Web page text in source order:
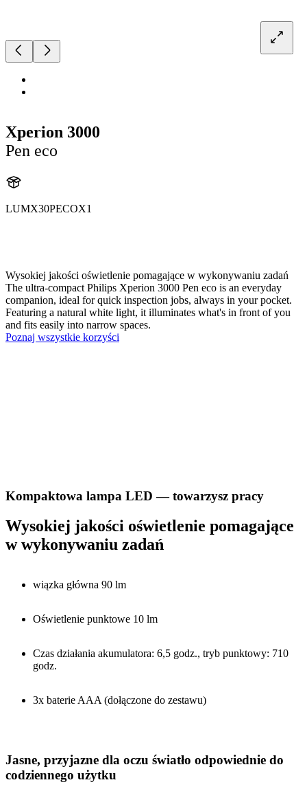
Xperion 3000
Pen eco
LUMX30PECOX1
Wysokiej jakości oświetlenie pomagające w wykonywaniu zadań
The ultra-compact Philips Xperion 3000 Pen eco is an everyday
companion, ideal for quick inspection jobs, always in your pocket.
Featuring a natural white light, it illuminates what's in front of you
and fits easily into narrow spaces.
Poznaj wszystkie korzyści
Kompaktowa lampa LED — towarzysz pracy
Wysokiej jakości oświetlenie pomagające
w wykonywaniu zadań
wiązka główna 90 lm
Oświetlenie punktowe 10 lm
Czas działania akumulatora: 6,5 godz., tryb punktowy: 710
godz.
3x baterie AAA (dołączone do zestawu)
Jasne, przyjazne dla oczu światło odpowiednie do
codziennego użytku